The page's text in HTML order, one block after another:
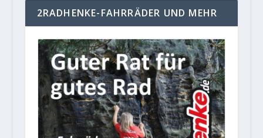
2RADHENKE-FAHRRÄDER UND MEHR